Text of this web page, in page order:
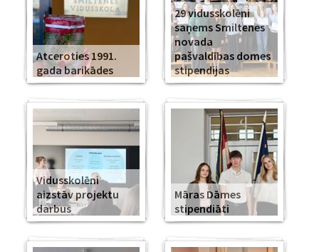
Atceroties 1991.
gada barikādes
29 vidusskolēni
saņems Smiltenes
novada
pašvaldības domes
stipendijas
Vidusskolēni
aizstāv projektu
darbus
Māras Dāmes
stipendiāti